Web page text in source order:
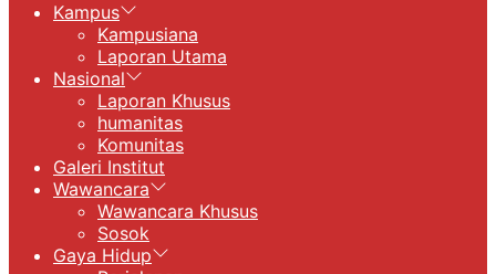
Kampus
Kampusiana
Laporan Utama
Nasional
Laporan Khusus
humanitas
Komunitas
Galeri Institut
Wawancara
Wawancara Khusus
Sosok
Gaya Hidup